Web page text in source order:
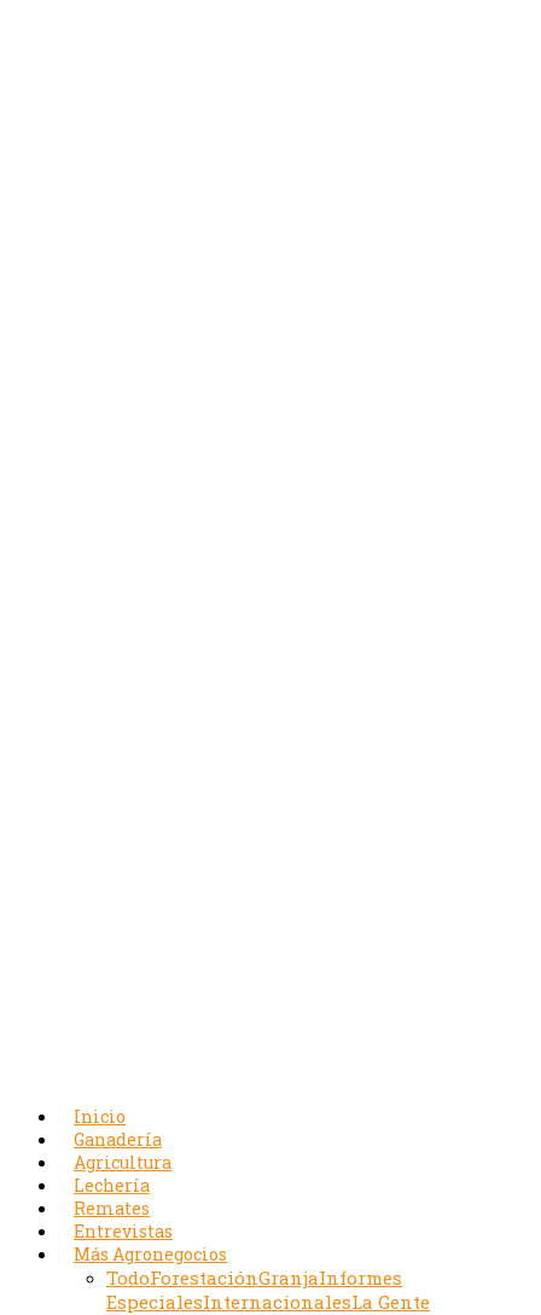
Inicio
Ganadería
Agricultura
Lechería
Remates
Entrevistas
Más Agronegocios
TodoForestaciónGranjaInformes
EspecialesInternacionalesLa Gente